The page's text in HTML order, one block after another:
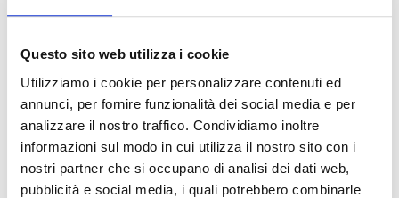
Questo sito web utilizza i cookie
Utilizziamo i cookie per personalizzare contenuti ed
annunci, per fornire funzionalità dei social media e per
analizzare il nostro traffico. Condividiamo inoltre
informazioni sul modo in cui utilizza il nostro sito con i
nostri partner che si occupano di analisi dei dati web,
pubblicità e social media, i quali potrebbero combinarle
l’aggiornamento e lo sviluppo delle competenze degli
operatori;
la sperimentazione di azioni, procedure e modelli di
intervento innovativi.
CONDIVIDI